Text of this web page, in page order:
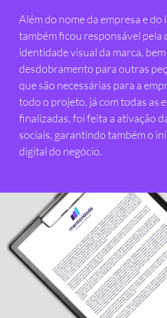
Além do nome da empresa e
também ficou responsável pela
identidade visual da marca,
desdobramento para outras
que são necessárias para a
todo o projeto, já com todas as
finalizadas, foi feita a ativação
sociais, garantindo também o
digital do negócio.